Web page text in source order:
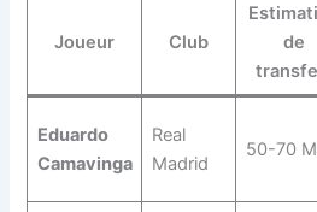
Joueur Club
de
Eduardo
Camavinga
Real
Madrid
50-70